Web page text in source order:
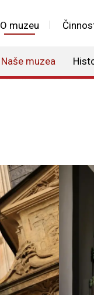
O muzeu
Naše muzea